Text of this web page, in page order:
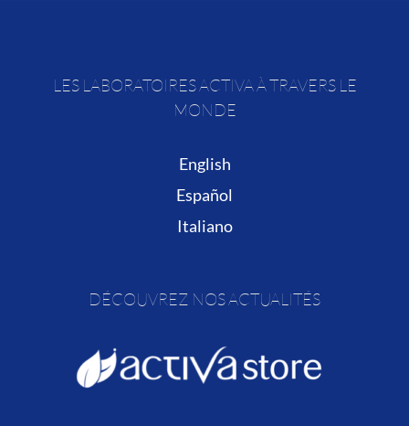
LES LABORATOIRES ACTIVA À TRAVERS LE
MONDE
English
Español
Italiano
DÉCOUVREZ NOS ACTUALITÉS